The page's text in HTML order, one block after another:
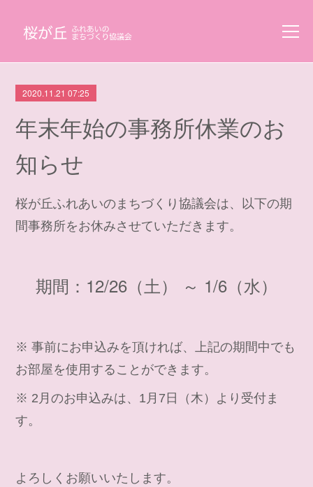
2020.11.21 07:25
年末年始の事務所休業のお
知らせ
桜が丘ふれあいのまちづくり協議会は、以下の期
間事務所をお休みさせていただきます。
期間：12/26（土） ～ 1/6（水）
※ 事前にお申込みを頂ければ、上記の期間中でも
お部屋を使用することができます。
※ 2月のお申込みは、1月7日（木）より受付ま
す。
よろしくお願いいたします。